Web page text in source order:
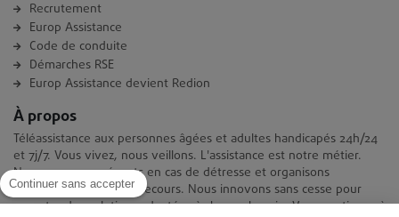
Continuer sans accepter
Recrutement
Europ Assistance
Code de conduite
Démarches RSE
Europ Assistance devient Redion
À propos
Téléassistance aux personnes âgées et adultes handicapés 24h/24
et 7j/7. Vous vivez, nous veillons. L'assistance est notre métier.
Nous sommes présents en cas de détresse et organisons
immédiatement votre secours. Nous innovons sans cesse pour
apporter des solutions adaptées à chaque besoin. Vous continuez à